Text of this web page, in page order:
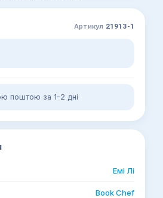
Артикул 21913-1
поштою за 1–2 дні
Емі Лі
Book Chef